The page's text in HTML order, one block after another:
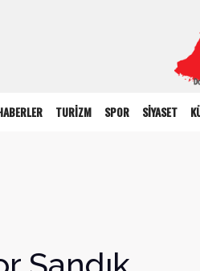
TURİZM SPOR SİYASET
Yap!